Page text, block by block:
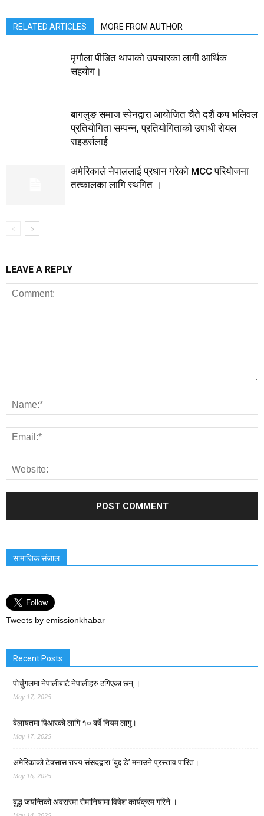
RELATED ARTICLES MORE FROM AUTHOR
मृगौला पीडित थापाको उपचारका लागी आर्थिक
सहयोग।
बागलुङ समाज स्पेनद्वारा आयोजित चैते दशैं कप भलिवल
प्रतियोगिता सम्पन्न, प्रतियाेगिताको उपाधी रोयल
राइडर्सलाई
अमेरिकाले नेपाललाई प्रधान गरेको MCC परियोजना
तत्कालका लागि स्थगित ।
LEAVE A REPLY
सामाजिक संजाल
Tweets by emissionkhabar
Recent Posts
पोर्चुगलमा नेपालीबाटै नेपालीहरु ठगिएका छन् ।
May 17, 2025
बेलायतमा पिआरको लागि १० बर्षे नियम लागु।
May 17, 2025
अमेरिकाको टेक्सास राज्य संसदद्वारा ‘बुद्द डे’ मनाउने प्रस्ताव पारित।
May 16, 2025
बुद्ध जयन्तिको अवसरमा रोमानियामा विषेश कार्यक्रम गरिने ।